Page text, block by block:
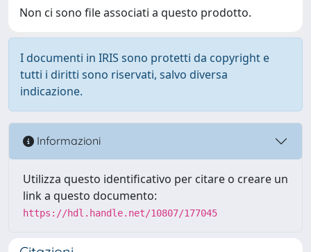
Non ci sono file associati a questo prodotto.
I documenti in IRIS sono protetti da copyright e
tutti i diritti sono riservati, salvo diversa
indicazione.
Informazioni
Utilizza questo identificativo per citare o creare un
link a questo documento:
https://hdl.handle.net/10807/177045